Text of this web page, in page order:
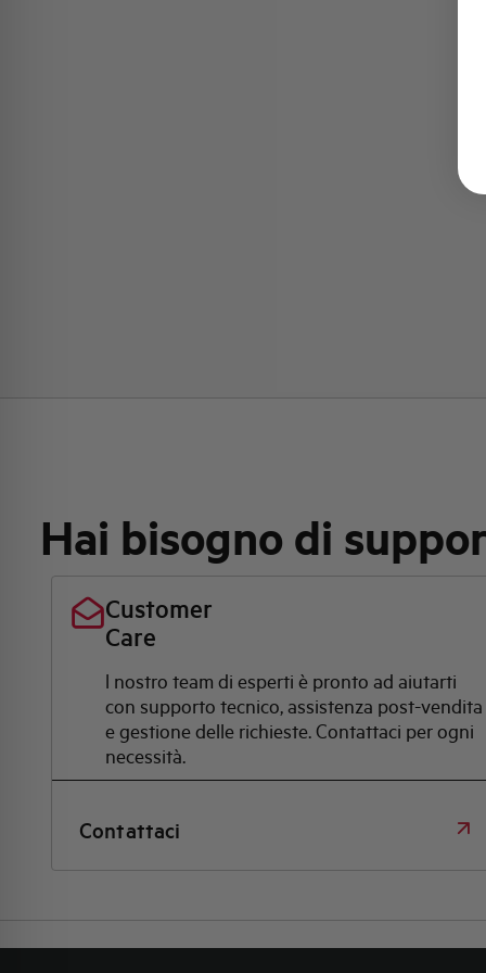
Hai bisogno di
Customer
Care
l nostro team di esperti è pronto ad aiutarti
con supporto tecnico, assistenza post-vendita
e gestione delle richieste. Contattaci per ogni
necessità.
Contattaci